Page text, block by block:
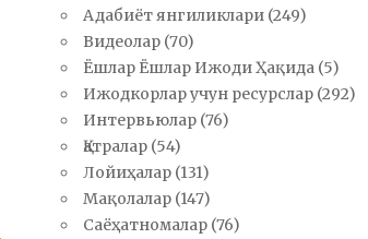
Адабиёт янгиликлари(249)
Видеолар(70)
Ёшлар Ёшлар Ижоди Ҳақида(5)
Ижодкорлар учун ресурслар(292)
Интервьюлар(76)
Қатралар(54)
Лойиҳалар(131)
Мақолалар(147)
Саёҳатномалар(76)